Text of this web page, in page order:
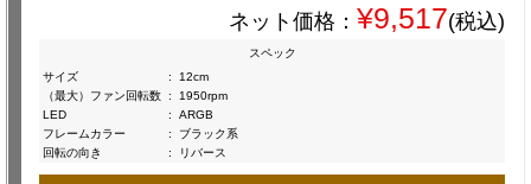
ネット価格： ¥9,517(税込)
スペック
サイズ
:
12cm
（最大）ファン回転数 :
1950rpm
LED
:
ARGB
フレームカラー
:
ブラック系
回転の向き
: リバース